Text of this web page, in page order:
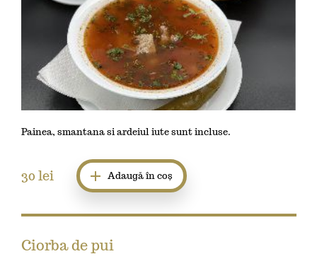
Painea, smantana si ardeiul iute sunt incluse.
30 lei Adaugă în coș
Ciorba de pui